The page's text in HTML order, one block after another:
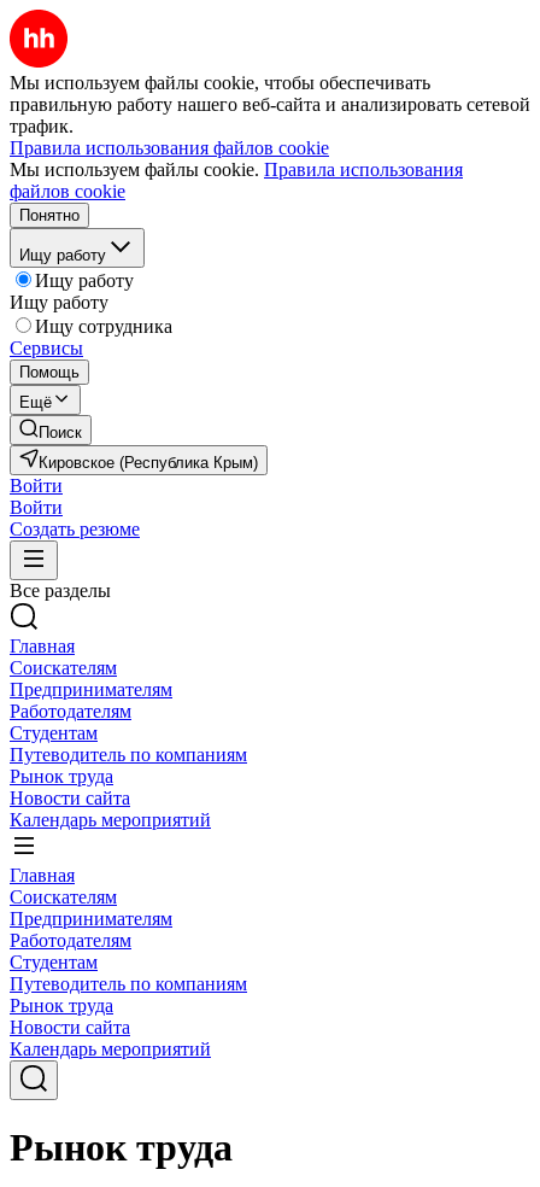
Мы используем файлы cookie, чтобы обеспечивать
правильную работу нашего веб-сайта и анализировать сетевой
трафик.
Правила использования файлов cookie
Мы используем файлы cookie. Правила использования
файлов cookie
Понятно
Ищу работу
Ищу работу
Ищу работу
Ищу сотрудника
Сервисы
Помощь
Ещё
Поиск
Кировское (Республика Крым)
Войти
Войти
Создать резюме
Все разделы
Главная
Соискателям
Предпринимателям
Работодателям
Студентам
Путеводитель по компаниям
Рынок труда
Новости сайта
Календарь мероприятий
Главная
Соискателям
Предпринимателям
Работодателям
Студентам
Путеводитель по компаниям
Рынок труда
Новости сайта
Календарь мероприятий
Рынок труда